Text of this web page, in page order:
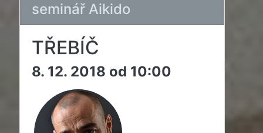
seminář Aikido
TŘEBÍČ
8. 12. 2018 od 10:00